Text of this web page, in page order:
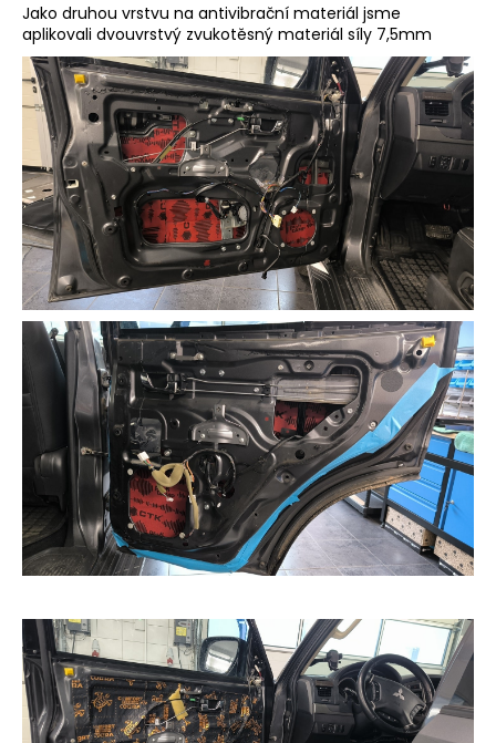
Jako druhou vrstvu na antivibrační materiál jsme
aplikovali dvouvrstvý zvukotěsný materiál síly 7,5mm